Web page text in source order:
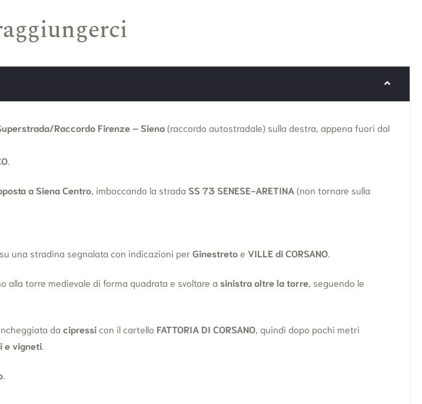
Raccordo Firenze – Siena(raccordo autostradale) sulla destra, appena fuori dal
a Siena Centro, imboccando la strada SS 73 SENESE-ARETINA(non tornare sulla
su una stradina segnalata con indicazioni perGinestretoe VILLE di CORSANO
alla torre medievale di forma quadrata e svoltare a sinistra oltre la torre , seguendo le
da cipressicon il cartello FATTORIA DI CORSANO , quindi dopo pochi metri
e vigneti